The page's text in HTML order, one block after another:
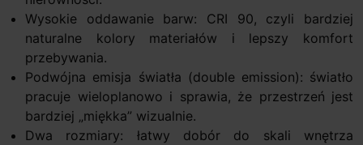
Wysokie oddawanie barw: CRI 90, czyli bardziej
naturalne kolory materiałów i lepszy komfort
przebywania.
Podwójna emisja światła (double emission): światło
pracuje wieloplanowo i sprawia, że przestrzeń jest
bardziej „miękka” wizualnie.
Dwa rozmiary: łatwy dobór do skali wnętrza